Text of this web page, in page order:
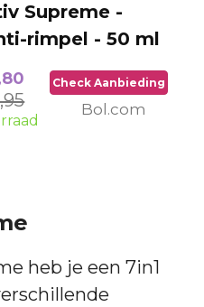
Supreme -
rimpel - 50 ml
Check Aanbieding
Bol.com
heb je een 7in1